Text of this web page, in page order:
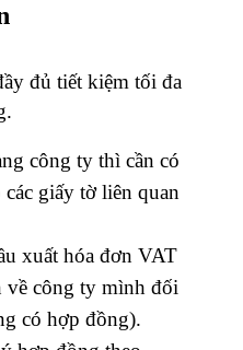
đủ tiết kiệm tối đa
công ty thì cần có
giấy tờ liên quan
xuất hóa đơn VAT
về công ty mình đối
có hợp đồng).